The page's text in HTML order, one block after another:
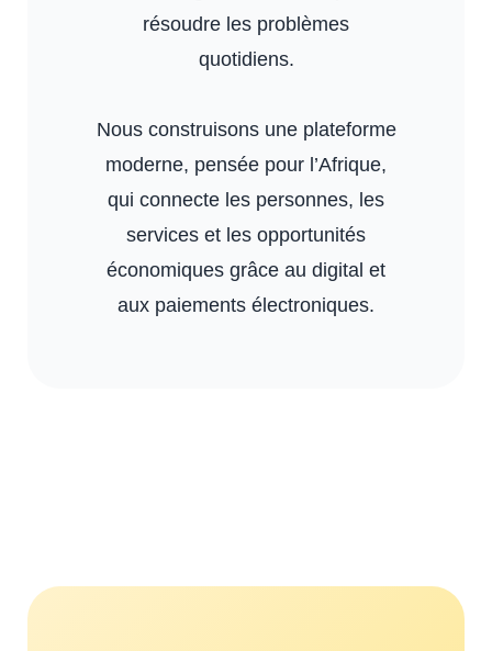
résoudre les problèmes
quotidiens.
Nous construisons une plateforme
moderne, pensée pour l’Afrique,
qui connecte les personnes, les
services et les opportunités
économiques grâce au digital et
aux paiements électroniques.